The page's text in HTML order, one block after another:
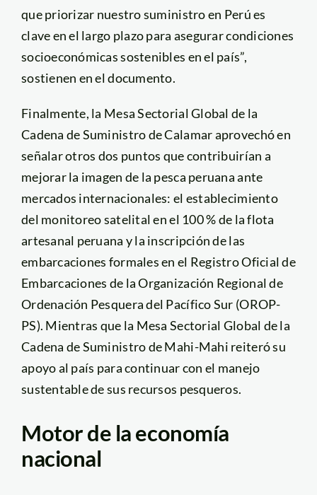
que priorizar nuestro suministro en Perú es
clave en el largo plazo para asegurar condiciones
socioeconómicas sostenibles en el país”,
sostienen en el documento.
Finalmente, la Mesa Sectorial Global de la
Cadena de Suministro de Calamar aprovechó en
señalar otros dos puntos que contribuirían a
mejorar la imagen de la pesca peruana ante
mercados internacionales: el establecimiento
del monitoreo satelital en el 100 % de la flota
artesanal peruana y la inscripción de las
embarcaciones formales en el Registro Oficial de
Embarcaciones de la Organización Regional de
Ordenación Pesquera del Pacífico Sur (OROP-
PS). Mientras que la Mesa Sectorial Global de la
Cadena de Suministro de Mahi-Mahi reiteró su
apoyo al país para continuar con el manejo
sustentable de sus recursos pesqueros.
Motor de la economía
nacional